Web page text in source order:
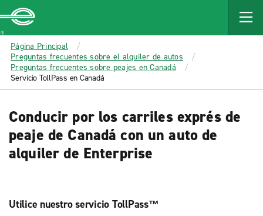
MAIN
CONTENT
Enterprise
Página Principal
Preguntas frecuentes sobre el alquiler de autos
Preguntas frecuentes sobre peajes en Canadá
Servicio TollPass en Canadá
Conducir por los carriles exprés de
peaje de Canadá con un auto de
alquiler de Enterprise
Utilice nuestro servicio TollPass™